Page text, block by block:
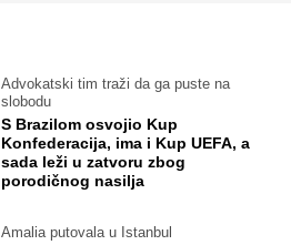
Advokatski tim traži da ga puste na
slobodu
S Brazilom osvojio Kup
Konfederacija, ima i Kup UEFA, a
sada leži u zatvoru zbog
porodičnog nasilja
Amalia putovala u Istanbul